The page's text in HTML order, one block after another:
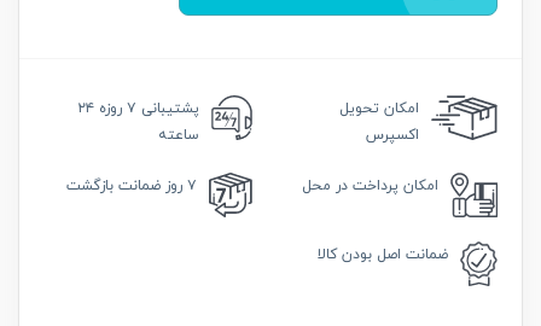
امکان تحویل
اکسپرس
پشتیبانی
۷ روزه ۲۴
ساعته
امکان پرداخت در محل ۷ روز ضمانت بازگشت
ضمانت اصل بودن کالا